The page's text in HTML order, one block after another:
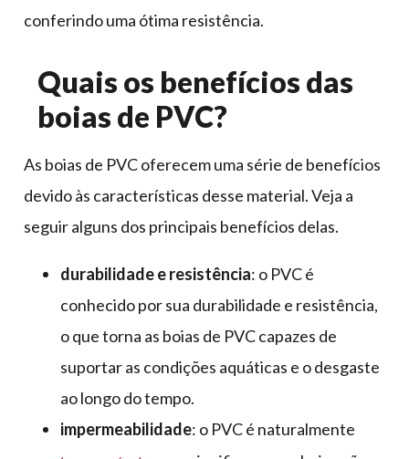
conferindo uma ótima resistência.
Quais os benefícios das
boias de PVC?
As boias de PVC oferecem uma série de benefícios
devido às características desse material. Veja a
seguir alguns dos principais benefícios delas.
durabilidade e resistência: o PVC é
conhecido por sua durabilidade e resistência,
o que torna as boias de PVC capazes de
suportar as condições aquáticas e o desgaste
ao longo do tempo.
impermeabilidade: o PVC é naturalmente